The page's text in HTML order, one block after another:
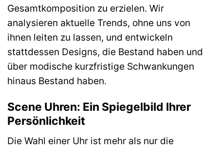
Gesamtkomposition zu erzielen. Wir
analysieren aktuelle Trends, ohne uns von
ihnen leiten zu lassen, und entwickeln
stattdessen Designs, die Bestand haben und
über modische kurzfristige Schwankungen
hinaus Bestand haben.
Scene Uhren: Ein Spiegelbild Ihrer
Persönlichkeit
Die Wahl einer Uhr ist mehr als nur die